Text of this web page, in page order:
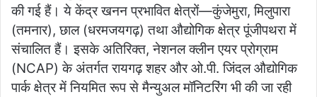
की गई हैं। ये केंद्र खनन प्रभावित क्षेत्रों—कुंजेमुरा, मिलुपारा
(तमनार), छाल (धरमजयगढ़) तथा औद्योगिक क्षेत्र पूंजीपथरा में
संचालित हैं। इसके अतिरिक्त, नेशनल क्लीन एयर प्रोग्राम
(NCAP) के अंतर्गत रायगढ़ शहर और ओ.पी. जिंदल औद्योगिक
पार्क क्षेत्र में नियमित रूप से मैन्युअल मॉनिटरिंग भी की जा रही